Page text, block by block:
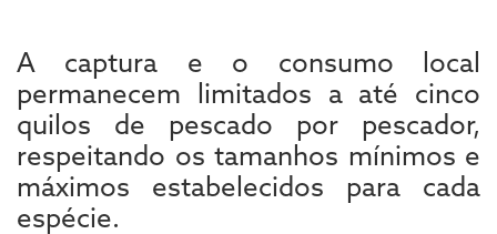
A captura e o consumo local
permanecem limitados a até cinco
quilos de pescado por pescador,
respeitando os tamanhos mínimos e
máximos estabelecidos para cada
espécie.